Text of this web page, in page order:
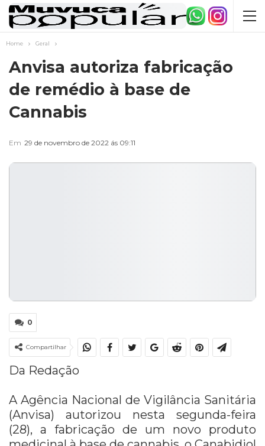
Home Geral
Anvisa autoriza fabricação
de remédio à base de
Cannabis
Em 29 de novembro de 2022 ás 09:11
0
Compartilhar
Da Redação
A Agência Nacional de Vigilância Sanitária
(Anvisa) autorizou nesta segunda-feira
(28), a fabricação de um novo produto